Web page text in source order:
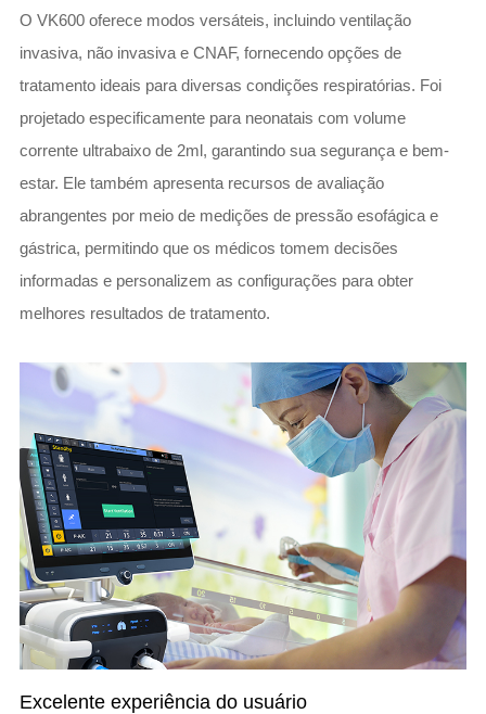
O VK600 oferece modos versáteis, incluindo ventilação
invasiva, não invasiva e CNAF, fornecendo opções de
tratamento ideais para diversas condições respiratórias. Foi
projetado especificamente para neonatais com volume
corrente ultrabaixo de 2ml, garantindo sua segurança e bem-
estar. Ele também apresenta recursos de avaliação
abrangentes por meio de medições de pressão esofágica e
gástrica, permitindo que os médicos tomem decisões
informadas e personalizem as configurações para obter
melhores resultados de tratamento.
Excelente experiência do usuário